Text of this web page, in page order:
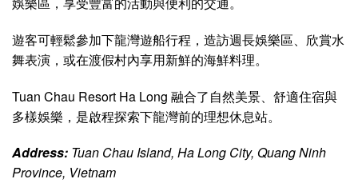
遊客可輕鬆參加下龍灣遊船行程，造訪週長娛樂區、欣賞水
舞表演，或在渡假村內享用新鮮的海鮮料理。
Tuan Chau Resort Ha Long 融合了自然美景、舒適住宿與
多樣娛樂，是啟程探索下龍灣前的理想休息站。
Address: Tuan Chau Island, Ha Long City, Quang Ninh
Province, Vietnam